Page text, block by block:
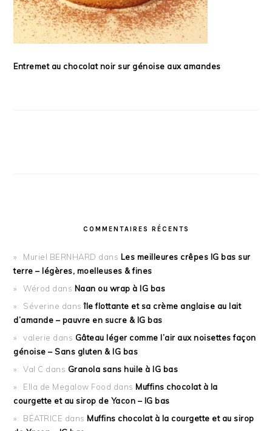
Entremet au chocolat noir sur génoise aux amandes
COMMENTAIRES RÉCENTS
Muriel BERNHARD dans Les meilleures crêpes IG bas sur
terre – légères, moelleuses & fines
Wérod dans Naan ou wrap à IG bas
Séverine dansîle flottante et sa crème anglaise au lait
d’amande – pauvre en sucre & IG bas
valerie dans Gâteau léger comme l’air aux noisettes façon
génoise – Sans gluten & IG bas
Val C dans Granola sans huile à IG bas
Ella de Megalow Food dansMuffins chocolat à la
courgette et au sirop de Yacon – IG bas
BÉATRICE dansMuffins chocolat à la courgette et au sirop